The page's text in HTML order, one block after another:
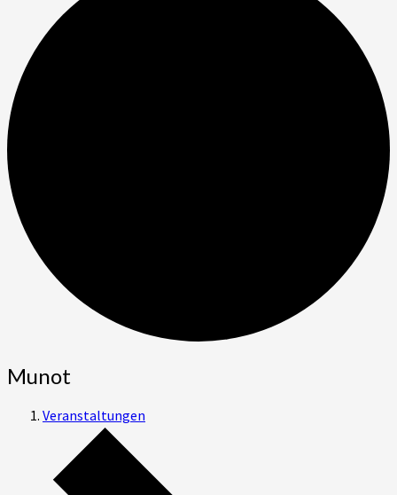
Munot
Veranstaltungen